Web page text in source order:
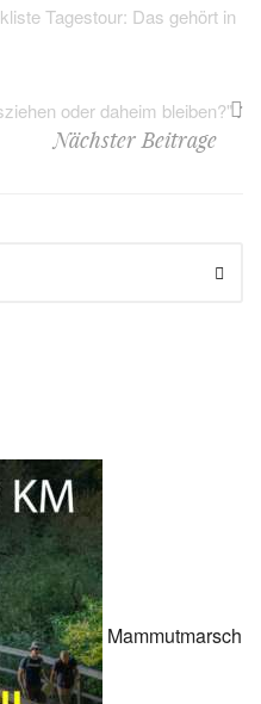
Tagestour: Das gehört in
oder daheim bleiben?":
Nächster Beitrage
Mammutmarsch